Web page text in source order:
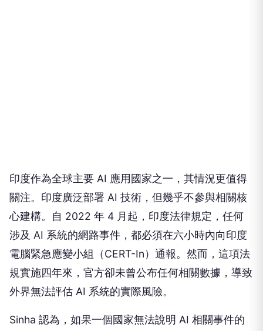
印度作為全球主要 AI 應用國家之一，其情況更值得
關注。印度廣泛部署 AI 技術，但幾乎不參與相關核
心建構。自 2022 年 4 月起，印度法律規定，任何
涉及 AI 系統的網路事件，都必須在六小時內向印度
電腦緊急應變小組（CERT-In）通報。然而，這項法
規實施四年來，官方卻未曾公布任何相關數據，導致
外界無法評估 AI 系統的實際風險。
Sinha 認為，如果一個國家無法說明 AI 相關事件的